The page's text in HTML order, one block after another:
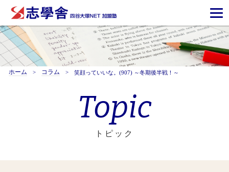
ホーム コラム 笑顔っていいな。(907) ～冬期後半戦！～
Topic
トピック